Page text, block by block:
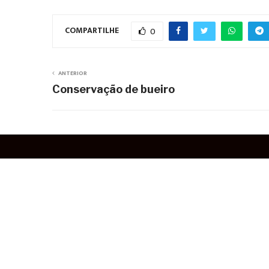
COMPARTILHE 0
ANTERIOR
Conservação de bueiro